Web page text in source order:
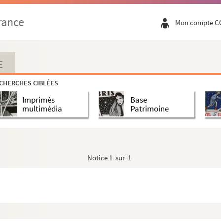
Mon compte
CIBLÉES
Imprimés
multimédia
Base
Patrimoine
Notice 1 sur 1